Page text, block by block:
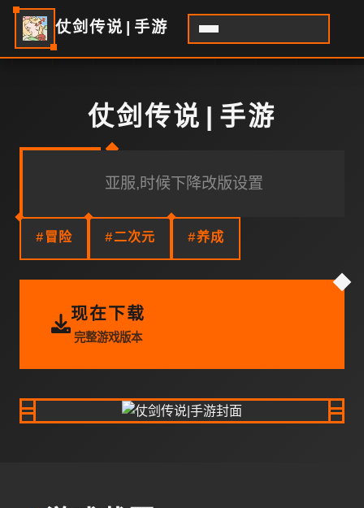
仗剑传说|手游
仗剑传说|手游
亚服,时候下降改版设置
#冒险 #二次元 #养成
现在下载
完整游戏版本